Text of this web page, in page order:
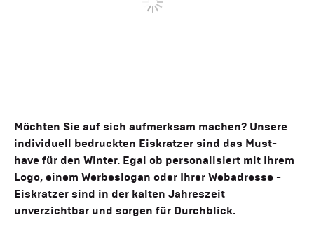
Möchten Sie auf sich aufmerksam machen? Unsere
individuell bedruckten Eiskratzer sind das Must-
have für den Winter. Egal ob personalisiert mit Ihrem
Logo, einem Werbeslogan oder Ihrer Webadresse -
Eiskratzer sind in der kalten Jahreszeit
unverzichtbar und sorgen für Durchblick.